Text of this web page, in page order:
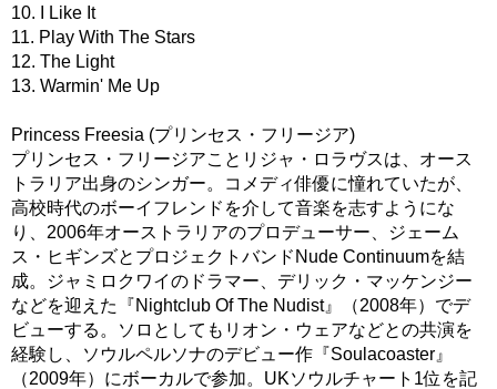
10. I Like It
11. Play With The Stars
12. The Light
13. Warmin' Me Up
Princess Freesia (プリンセス・フリージア)
プリンセス・フリージアことリジャ・ロラヴスは、オース
トラリア出身のシンガー。コメディ俳優に憧れていたが、
高校時代のボーイフレンドを介して音楽を志すようにな
り、2006年オーストラリアのプロデューサー、ジェーム
ス・ヒギンズとプロジェクトバンドNude Continuumを結
成。ジャミロクワイのドラマー、デリック・マッケンジー
などを迎えた『Nightclub Of The Nudist』（2008年）でデ
ビューする。ソロとしてもリオン・ウェアなどとの共演を
経験し、ソウルペルソナのデビュー作『Soulacoaster』
（2009年）にボーカルで参加。UKソウルチャート1位を記